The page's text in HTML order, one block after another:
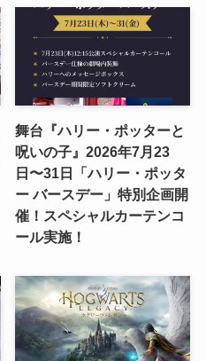
舞台『ハリー・ポッターと
呪いの子』2026年7月23
日〜31日「ハリー・ポッタ
ー バースデー」特別企画開
催！スペシャルカーテンコ
ール実施！